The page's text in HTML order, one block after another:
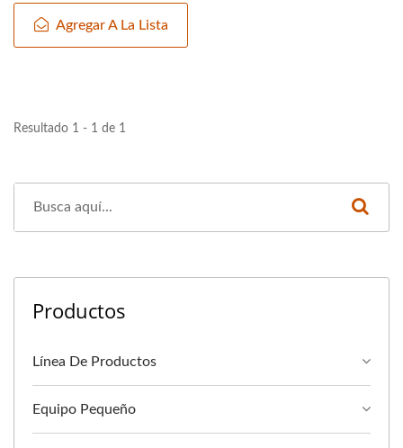
Agregar A La Lista
Resultado 1 - 1 de 1
Productos
Línea De Productos
Equipo Pequeño